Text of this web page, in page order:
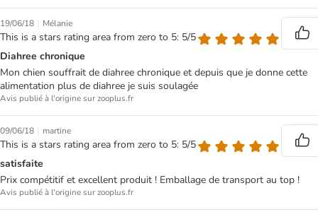
19/06/18 | Mélanie
This is a stars rating area from zero to 5: 5/5
Diahree chronique
Mon chien souffrait de diahree chronique et depuis que je donne cette
alimentation plus de diahree je suis soulagée
Avis publié à l'origine sur zooplus.fr
09/06/18 | martine
This is a stars rating area from zero to 5: 5/5
satisfaite
Prix compétitif et excellent produit ! Emballage de transport au top !
Avis publié à l'origine sur zooplus.fr